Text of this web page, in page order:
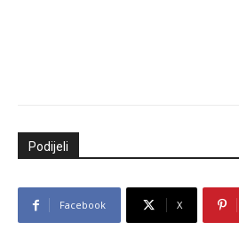
Podijeli
Facebook X